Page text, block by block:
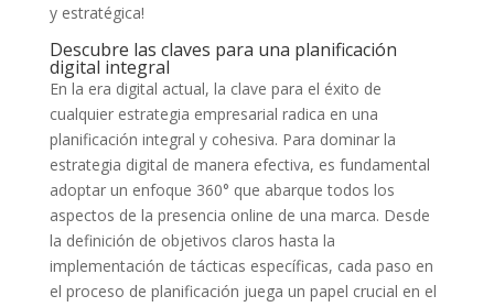
y estratégica!
Descubre las claves para una planificación
digital⁢ integral
En la ‌era digital actual, la ⁢clave para el éxito⁣ de
cualquier estrategia empresarial radica en una
planificación integral y‌ cohesiva. Para ⁤dominar‍ la⁣
estrategia digital de‌ manera efectiva, es⁢ fundamental
adoptar un ‌enfoque 360° que abarque todos los
aspectos de la presencia ‌online de una marca. Desde‌
la definición⁢ de objetivos claros hasta la⁣
implementación de tácticas específicas, ⁤cada paso en
el proceso ‌de planificación ‌juega un papel crucial en ⁢el